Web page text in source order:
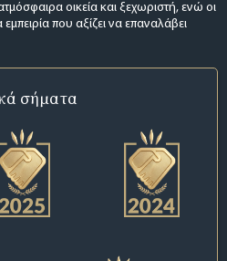
οικεία και ξεχωριστή, ενώ οι
που αξίζει να επαναλάβει
σήματα